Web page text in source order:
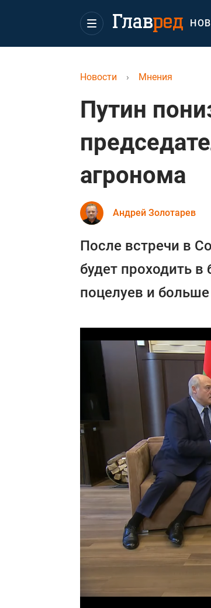
Новости › Мнения
Путин
агронома
Андрей Золотарев
После встречи в
будет проходить
поцелуев и